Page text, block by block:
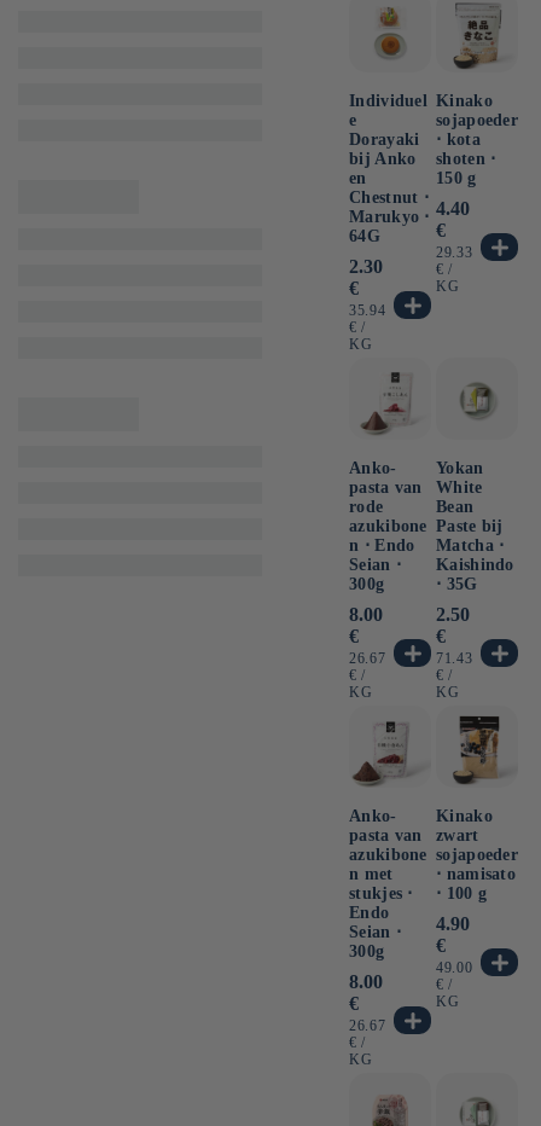
Individuel
e
Dorayaki
bij Anko
en
Chestnut ⋅
Marukyo ⋅
64G
Normale
prijs
2.30
€
EENHEIDSPRIJS
35.94
€ /
KG
Kinako
sojapoeder
⋅ kota
shoten ⋅
150 g
Normale
prijs
4.40
€
29.33
€ /
KG
Anko-
pasta van
rode
azukibone
n ⋅ Endo
Seian ⋅
300g
Normale
prijs
8.00
€
EENHEIDSPRIJS
26.67
€ /
KG
Yokan
White
Bean
Paste bij
Matcha ⋅
Kaishindo
⋅ 35G
Normale
prijs
2.50
€
71.43
€ /
KG
Anko-
pasta van
azukibone
n met
stukjes ⋅
Endo
Seian ⋅
300g
Normale
prijs
8.00
€
EENHEIDSPRIJS
26.67
€ /
KG
Kinako
zwart
sojapoeder
⋅ namisato
⋅ 100 g
Normale
prijs
4.90
€
49.00
€ /
KG